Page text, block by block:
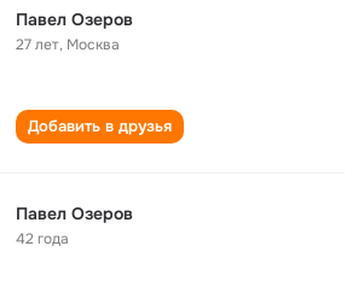
Павел Озеров
27 лет, Москва
Добавить в друзья
Павел Озеров
42 года